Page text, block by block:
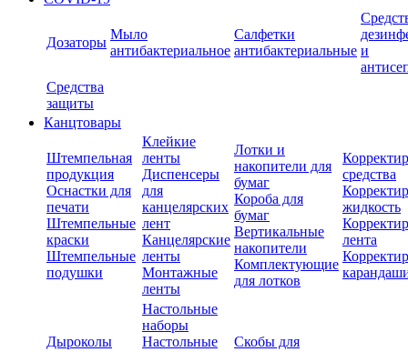
Дозаторы
Мыло
антибактериальное
Салфетки
антибактериальные и
Средства
защиты
Канцтовары
Штемпельная
продукция
Оснастки для
печати
Штемпельные
краски
Штемпельные
подушки
Клейкие
ленты
Диспенсеры
для
канцелярских
лент
Канцелярские
ленты
Монтажные
ленты
Лотки и
накопители для
бумаг
Короба для
бумаг
Вертикальные
накопители
Комплектующие
для лотков
средства
жидкость
лента
Дыроколы
Настольные
наборы
Настольные
Скобы для